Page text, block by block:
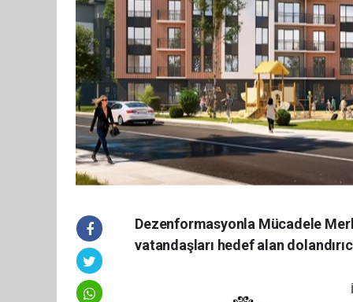
Dezenformasyonla Mücadele
vatandaşları hedef alan